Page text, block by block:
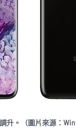
升。（圖片來源：